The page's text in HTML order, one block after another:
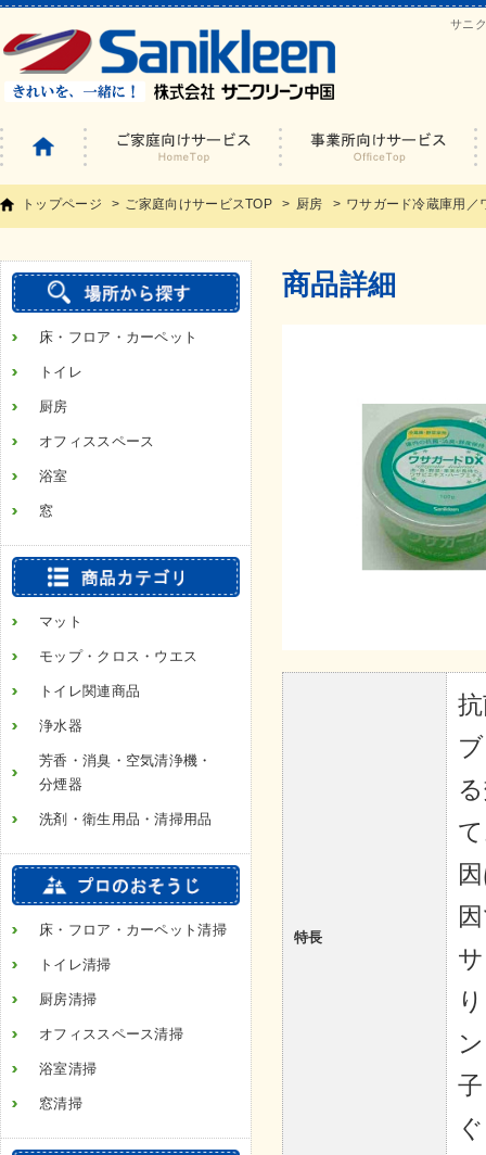
サニ
トップページ ご家庭向けサービスTOP 厨房 ワサガード冷蔵庫用／
床・フロア・カーペット
トイレ
厨房
オフィススペース
浴室
窓
マット
モップ・クロス・ウエス
トイレ関連商品
浄水器
芳香・消臭・空気清浄機・
分煙器
洗剤・衛生用品・清掃用品
床・フロア・カーペット清掃
トイレ清掃
厨房清掃
オフィススペース清掃
浴室清掃
窓清掃
商品詳細
特長